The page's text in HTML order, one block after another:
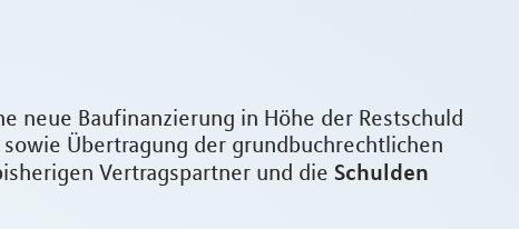
neue Baufinanzierung in Höhe der Restschuld
Übertragung der grundbuchrechtlichen
Vertragspartner und die Schulden